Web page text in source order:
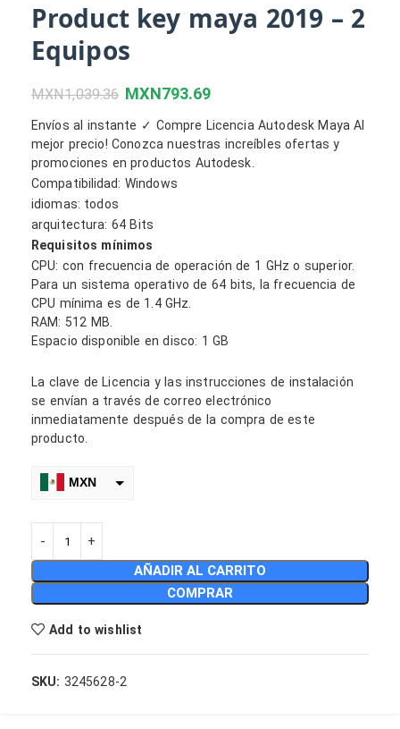
Product key maya 2019 – 2
Equipos
MXN1,039.36 MXN793.69
Envíos al instante ✓ Compre Licencia Autodesk Maya Al
mejor precio! Conozca nuestras increíbles ofertas y
promociones en productos Autodesk.
Compatibilidad: Windows
idiomas: todos
arquitectura: 64 Bits
Requisitos mínimos
CPU: con frecuencia de operación de 1 GHz o superior.
Para un sistema operativo de 64 bits, la frecuencia de
CPU mínima es de 1.4 GHz.
RAM: 512 MB.
Espacio disponible en disco: 1 GB
La clave de Licencia y las instrucciones de instalación
se envían a través de correo electrónico
inmediatamente después de la compra de este
producto.
MXN
COP
DOP
PEN
AÑADIR AL CARRITO
COMPRAR
Add to wishlist
SKU: 3245628-2